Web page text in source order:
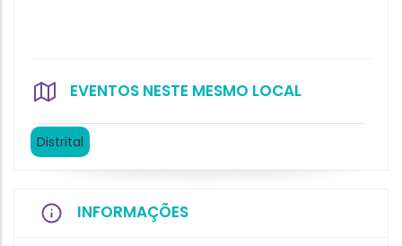
EVENTOS NESTE MESMO LOCAL
Distrital
INFORMAÇÕES